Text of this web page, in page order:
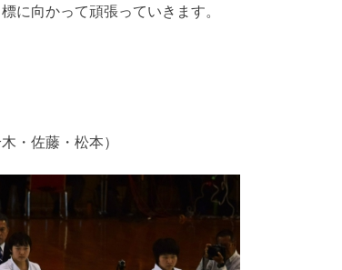
に向かって頑張っていきます。
木・佐藤・松本）